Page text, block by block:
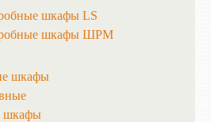
шкафы LS
шкафы ШРМ
шкафы
шкафы